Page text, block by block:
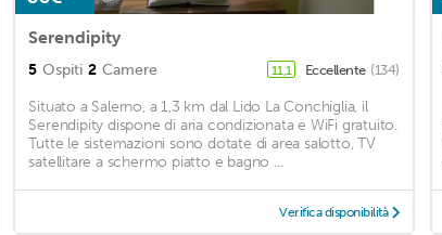
Serendipity
5 Ospiti 2 Camere 11,1 Eccellente (134)
Situato a Salerno, a 1,3 km dal Lido La Conchiglia, il
Serendipity dispone di aria condizionata e WiFi gratuito.
Tutte le sistemazioni sono dotate di area salotto, TV
satellitare a schermo piatto e bagno ...
Verifica disponibilità